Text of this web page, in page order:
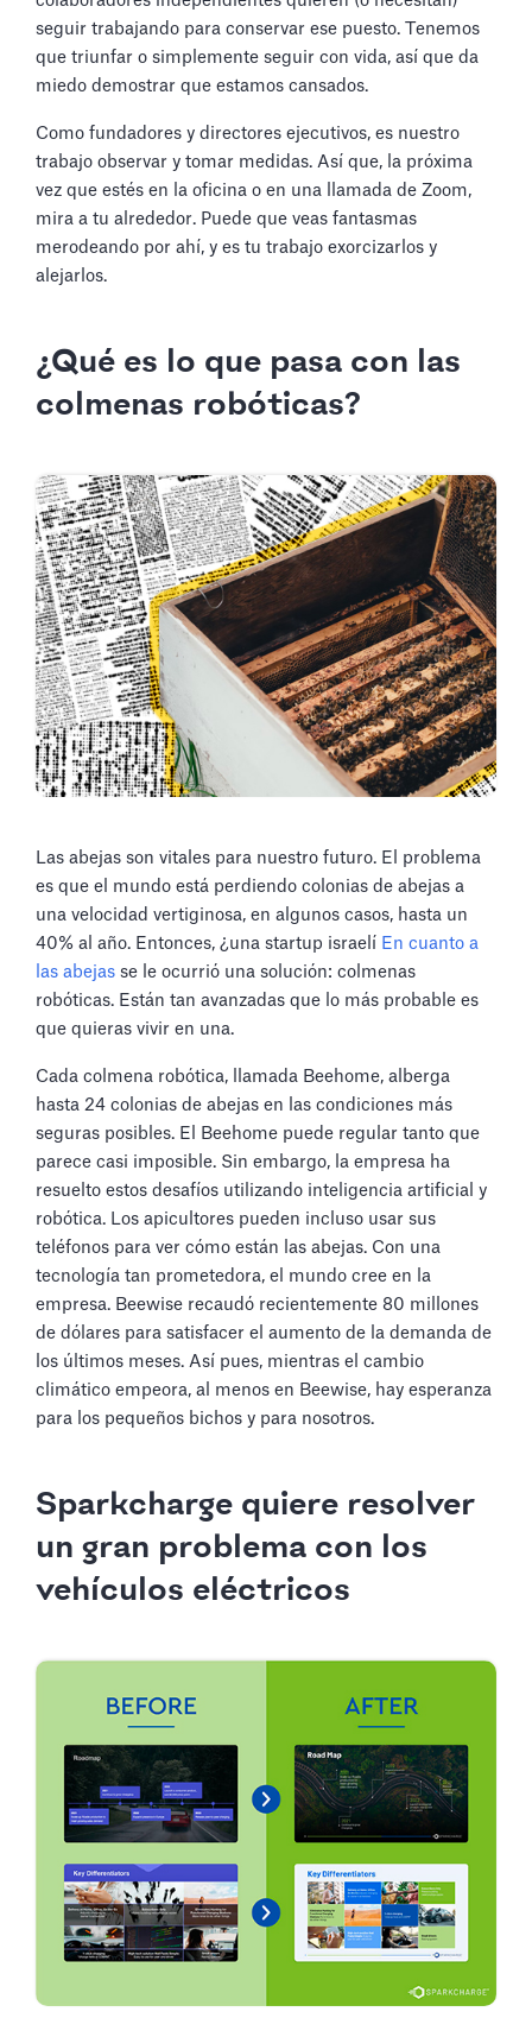
seguir trabajando para conservar ese puesto. Tenemos
que triunfar o simplemente seguir con vida, así que da
miedo demostrar que estamos cansados.
Como fundadores y directores ejecutivos, es nuestro
trabajo observar y tomar medidas. Así que, la próxima
vez que estés en la oficina o en una llamada de Zoom,
mira a tu alrededor. Puede que veas fantasmas
merodeando por ahí, y es tu trabajo exorcizarlos y
alejarlos.
¿Qué es lo que pasa con las
colmenas robóticas?
Las abejas son vitales para nuestro futuro. El problema
es que el mundo está perdiendo colonias de abejas a
una velocidad vertiginosa, en algunos casos, hasta un
40% al año. Entonces, ¿una startup israelí En cuanto a
las abejas se le ocurrió una solución: colmenas
robóticas. Están tan avanzadas que lo más probable es
que quieras vivir en una.
Cada colmena robótica, llamada Beehome, alberga
hasta 24 colonias de abejas en las condiciones más
seguras posibles. El Beehome puede regular tanto que
parece casi imposible. Sin embargo, la empresa ha
resuelto estos desafíos utilizando inteligencia artificial y
robótica. Los apicultores pueden incluso usar sus
teléfonos para ver cómo están las abejas. Con una
tecnología tan prometedora, el mundo cree en la
empresa. Beewise recaudó recientemente 80 millones
de dólares para satisfacer el aumento de la demanda de
los últimos meses. Así pues, mientras el cambio
climático empeora, al menos en Beewise, hay esperanza
para los pequeños bichos y para nosotros.
Sparkcharge quiere resolver
un gran problema con los
vehículos eléctricos